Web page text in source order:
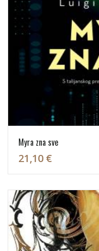
Myra zna sve
21,10 €